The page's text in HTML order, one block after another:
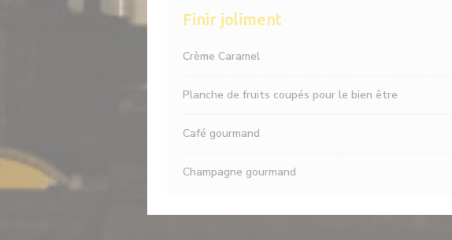
Finir joliment
Crème Caramel
Planche de fruits coupés pour le bien être
Café gourmand
Champagne gourmand